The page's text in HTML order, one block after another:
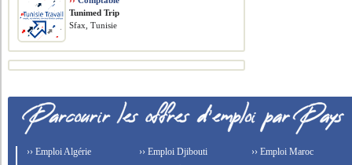
Tunimed Trip
Sfax, Tunisie
›› Emploi Algérie
›› Emploi Djibouti
›› Emploi Maroc